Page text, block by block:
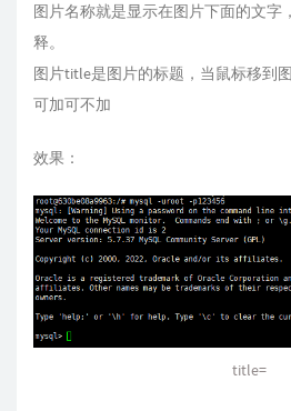
图片名称就是显示在图片下面的文字
释。
图片title是图片的标题，当鼠标移到
可加可不加
效果：
title=